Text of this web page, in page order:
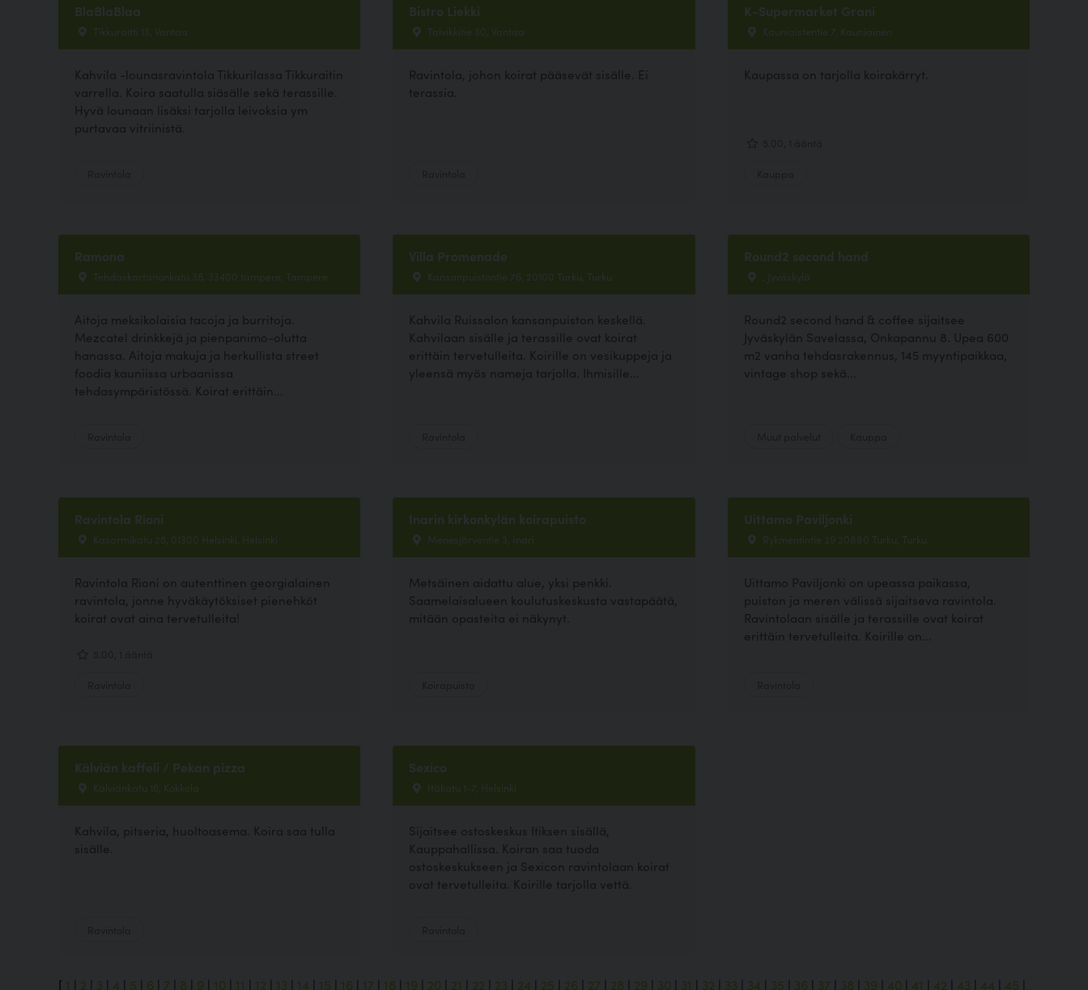
BlaBlaBlaa
Tikkuraitti 13, Vantaa
Kahvila -lounasravintola Tikkurilassa Tikkuraitin
varrella. Koira saatulla siäsälle sekä terassille.
Hyvä lounaan lisäksi tarjolla leivoksia ym
purtavaa vitriinistä.
Bistro Liekki
Talvikkitie 30, Vantaa
Ravintola, johon koirat pääsevät sisälle. Ei
terassia.
K-Supermarket Grani
Kauniaistentie 7, Kauniainen
Kaupassa on tarjolla koirakärryt.
Ramona
Tehdaskartanonkatu 36, 33400 tampere, Tampere
Aitoja meksikolaisia tacoja ja burritoja.
Mezcatel drinkkejä ja pienpanimo-olutta
hanassa. Aitoja makuja ja herkullista street
foodia kauniissa urbaanissa
tehdasympäristössä. Koirat erittäin...
Villa Promenade
Kansanpuistontie 76, 20100 Turku, Turku
Kahvila Ruissalon kansanpuiston keskellä.
Kahvilaan sisälle ja terassille ovat koirat
erittäin tervetulleita. Koirille on vesikuppeja ja
yleensä myös nameja tarjolla. Ihmisille...
Round2 second hand
, Jyväskylä
Round2 second hand & coffee sijaitsee
Jyväskylän Savelassa, Onkapannu 8. Upea 600
m2 vanha tehdasrakennus, 145 myyntipaikkaa,
vintage shop sekä...
Ravintola Rioni
Kasarmikatu 25, 01300 Helsinki, Helsinki
Ravintola Rioni on autenttinen georgialainen
ravintola, jonne hyväkäytöksiset pienehköt
koirat ovat aina tervetulleita!
Inarin kirkonkylän koirapuisto
Menesjärventie 3, Inari
Metsäinen aidattu alue, yksi penkki.
Saamelaisalueen koulutuskeskusta vastapäätä,
mitään opasteita ei näkynyt.
Uittamo Paviljonki
Rykmentintie 29 20880 Turku, Turku
Uittamo Paviljonki on upeassa paikassa,
puiston ja meren välissä sijaitseva ravintola.
Ravintolaan sisälle ja terassille ovat koirat
erittäin tervetulleita. Koirille on...
Kälviän kaffeli / Pekan pizza
Kälviänkatu 16, Kokkola
Kahvila, pitseria, huoltoasema. Koira saa tulla
sisälle.
Sexico
Itäkatu 1-7, Helsinki
Sijaitsee ostoskeskus Itiksen sisällä,
Kauppahallissa. Koiran saa tuoda
ostoskeskukseen ja Sexicon ravintolaan koirat
ovat tervetulleita. Koirille tarjolla vettä.
[ 1 2 3 4 5 6 7 8 9 10 11 12 13 14 15 16 17 18 19 20 21 22 23 24 25 26 27 28 29 30 31 32 33 34 35 36 37 38 39 40 41 42 43 44 45